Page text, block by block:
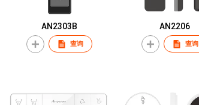
AN2303B
查询
AN2206
查询